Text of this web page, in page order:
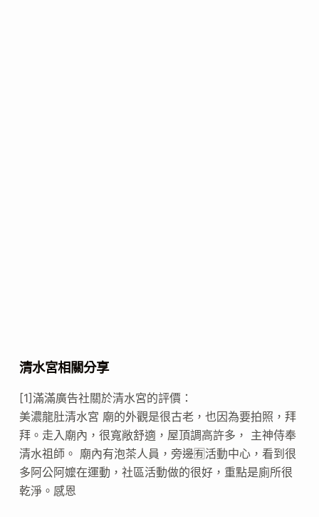
清水宮相關分享
[1]滿滿廣告社關於清水宮的評價：
美濃龍肚清水宮 廟的外觀是很古老，也因為要拍照，拜
拜。走入廟內，很寬敞舒適，屋頂調高許多， 主神侍奉
清水祖師。 廟內有泡茶人員，旁邊🈶️活動中心，看到很
多阿公阿嬤在運動，社區活動做的很好，重點是廁所很
乾淨。感恩